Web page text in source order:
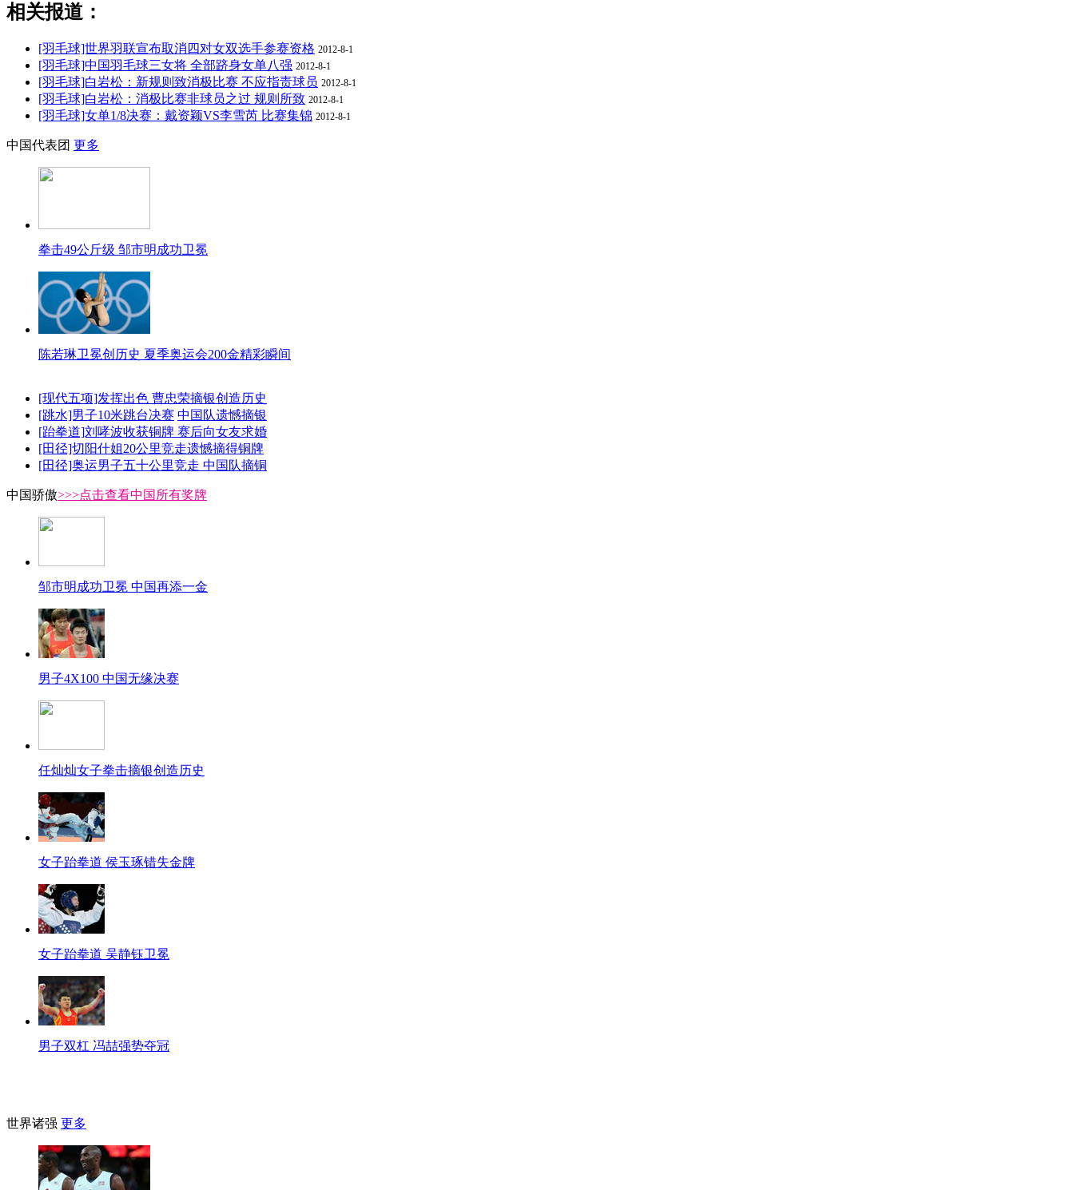
相关报道：
[羽毛球]世界羽联宣布取消四对女双选手参赛资格 2012-8-1
[羽毛球]中国羽毛球三女将 全部跻身女单八强 2012-8-1
[羽毛球]白岩松：新规则致消极比赛 不应指责球员 2012-8-1
[羽毛球]白岩松：消极比赛非球员之过 规则所致 2012-8-1
[羽毛球]女单1/8决赛：戴资颖VS李雪芮 比赛集锦 2012-8-1
中国代表团 更多
拳击49公斤级 邹市明成功卫冕
陈若琳卫冕创历史 夏季奥运会200金精彩瞬间
[现代五项]发挥出色 曹忠荣摘银创造历史
[跳水]男子10米跳台决赛 中国队遗憾摘银
[跆拳道]刘哮波收获铜牌 赛后向女友求婚
[田径]切阳什姐20公里竞走遗憾摘得铜牌
[田径]奥运男子五十公里竞走 中国队摘铜
中国骄傲>>>点击查看中国所有奖牌
邹市明成功卫冕 中国再添一金
男子4X100 中国无缘决赛
任灿灿女子拳击摘银创造历史
女子跆拳道 侯玉琢错失金牌
女子跆拳道 吴静钰卫冕
男子双杠 冯喆强势夺冠
世界诸强 更多